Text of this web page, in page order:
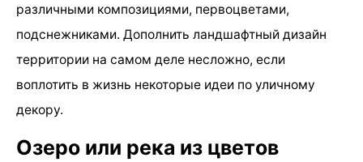
различными композициями, первоцветами,
подснежниками. Дополнить ландшафтный дизайн
территории на самом деле несложно, если
воплотить в жизнь некоторые идеи по уличному
декору.
Озеро или река из цветов